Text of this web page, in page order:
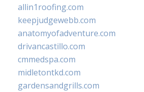
allin1roofing.com
keepjudgewebb.com
anatomyofadventure.com
drivancastillo.com
cmmedspa.com
midletontkd.com
gardensandgrills.com